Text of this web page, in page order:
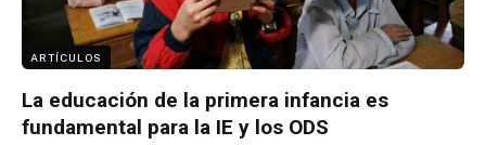
ARTÍCULOS
La educación de la primera infancia es
fundamental para la IE y los ODS